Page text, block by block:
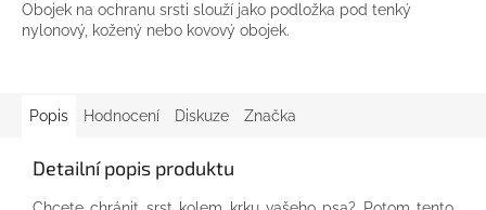
Obojek na ochranu srsti slouží jako podložka pod tenký
nylonový, kožený nebo kovový obojek.
Popis Hodnocení Diskuze Značka
Detailní popis produktu